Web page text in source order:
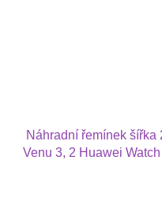
Náhradní řemínek šířka
Venu 3, 2 Huawei